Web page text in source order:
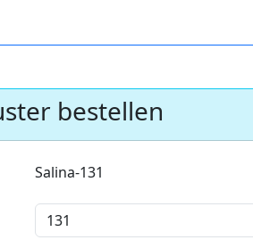
bestellen
Salina-131